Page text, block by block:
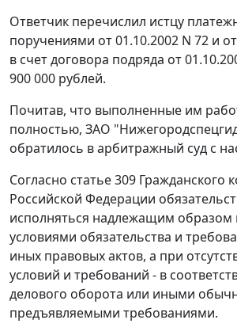
Ответчик перечислил истцу
поручениями от 01.10.2002 N 72 и
в счет договора подряда от
900 000 рублей.
Почитав, что выполненные им
полностью, ЗАО
обратилось в арбитражный суд с
Согласно статье 309 Гражданского
Российской Федерации
исполняться надлежащим образом
условиями обязательства и
иных правовых актов, а при
условий и требований - в
делового оборота или иными
предъявляемыми требованиями.